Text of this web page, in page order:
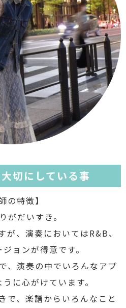
切にしている事
の特徴】
がだいすき。
が、演奏においてはR&B、
ョンが得意です。
、演奏の中でいろんなアプ
に心がけています。
で、楽譜からいろんなこと